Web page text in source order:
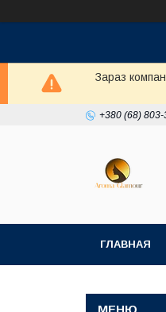
Зараз
+380 (68) 803-
ГЛАВНАЯ